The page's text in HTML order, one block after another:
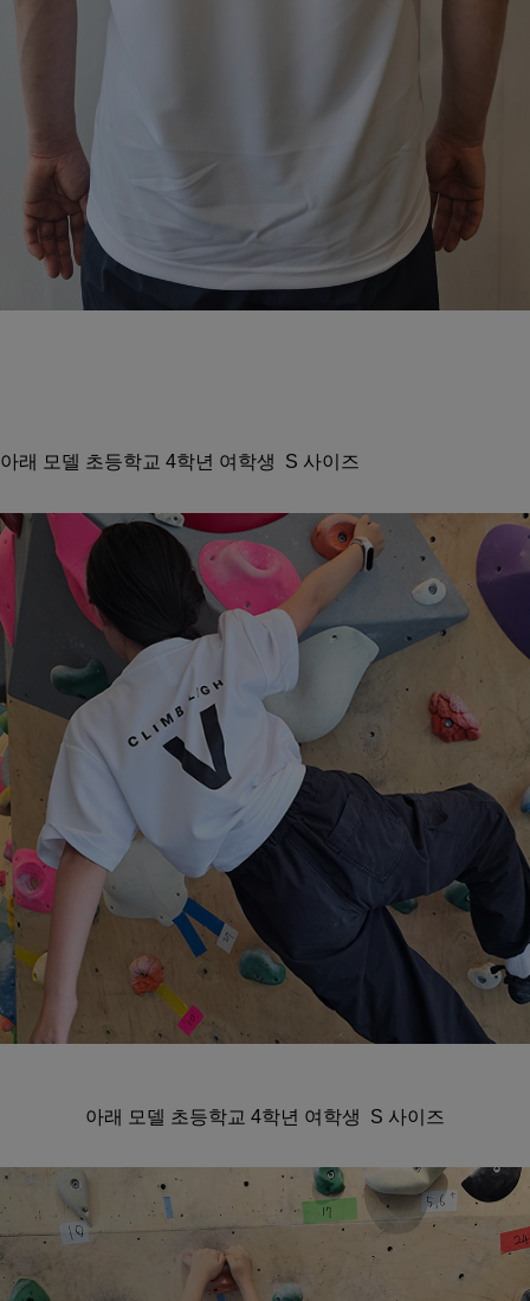
아래 모델 초등학교 4학년 여학생 S 사이즈
아래 모델 초등학교 4학년 여학생 S 사이즈